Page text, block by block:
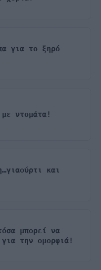
για το ξηρό
ντομάτα!
και
μπορεί να
την ομορφιά!